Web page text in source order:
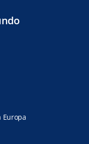
Europa